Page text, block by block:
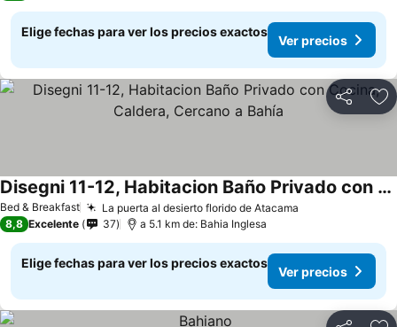
Elige fechas para ver los precios exactos
Ver precios
Compartir
Bed & Breakfast La puerta al desierto florido de Atacama
Disegni 11-12, Habitacion Baño Privado con Cocina, Caldera, Cercano a Bahía
8,8 Excelente 37 a 5.1 km de: Bahia Inglesa
Elige fechas para ver los precios exactos
Ver precios